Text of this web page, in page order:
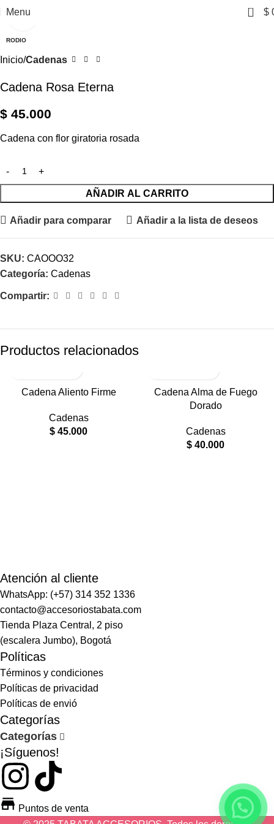
Menu 0 $
RODIO
Inicio Cadenas
Cadena Rosa Eterna
$ 45.000
Cadena con flor giratoria rosada
AÑADIR AL CARRITO
Añadir para comparar Añadir a la lista de deseos
SKU: CAOOO32
Categoría: Cadenas
Compartir:
Productos relacionados
RODIOCadena Aliento Firme
Cadenas
$ 45.000
RODIO
Cadena Alma de Fuego
Dorado
Cadenas
$ 40.000
Atención al cliente
WhatsApp: (+57) 314 352 1336
contacto@accesoriostabata.com
Tienda Plaza Central, 2 piso
(escalera Jumbo), Bogotá
Políticas
Términos y condiciones
Políticas de privacidad
Políticas de envió
Categorías
Categorías
¡Síguenos!
Puntos de venta